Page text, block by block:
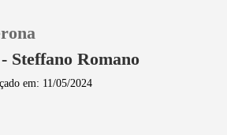
Steffano Romano
em: 11/05/2024